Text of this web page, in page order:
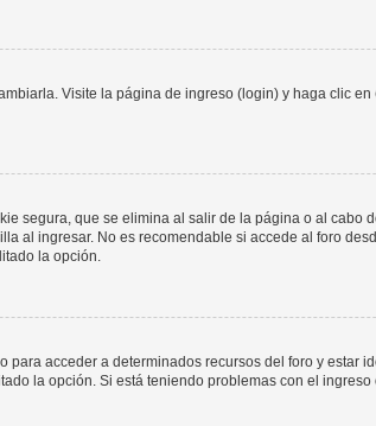
Visite la página de ingreso (login) y haga clic en
segura, que se elimina al salir de la página o al cabo
al ingresar. No es recomendable si accede al foro
la opción.
acceder a determinados recursos del foro y estar
la opción. Si está teniendo problemas con el